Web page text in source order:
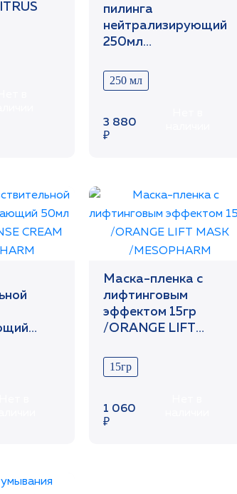
пилинга
нейтрализирующий
250мл
LOTION
/MESOPHARM
250 мл
3 880
₽
Маска-пленка с
лифтинговым
эффектом 15гр
/ORANGE LIFT
/MESOPHARM
15гр
1 060
₽